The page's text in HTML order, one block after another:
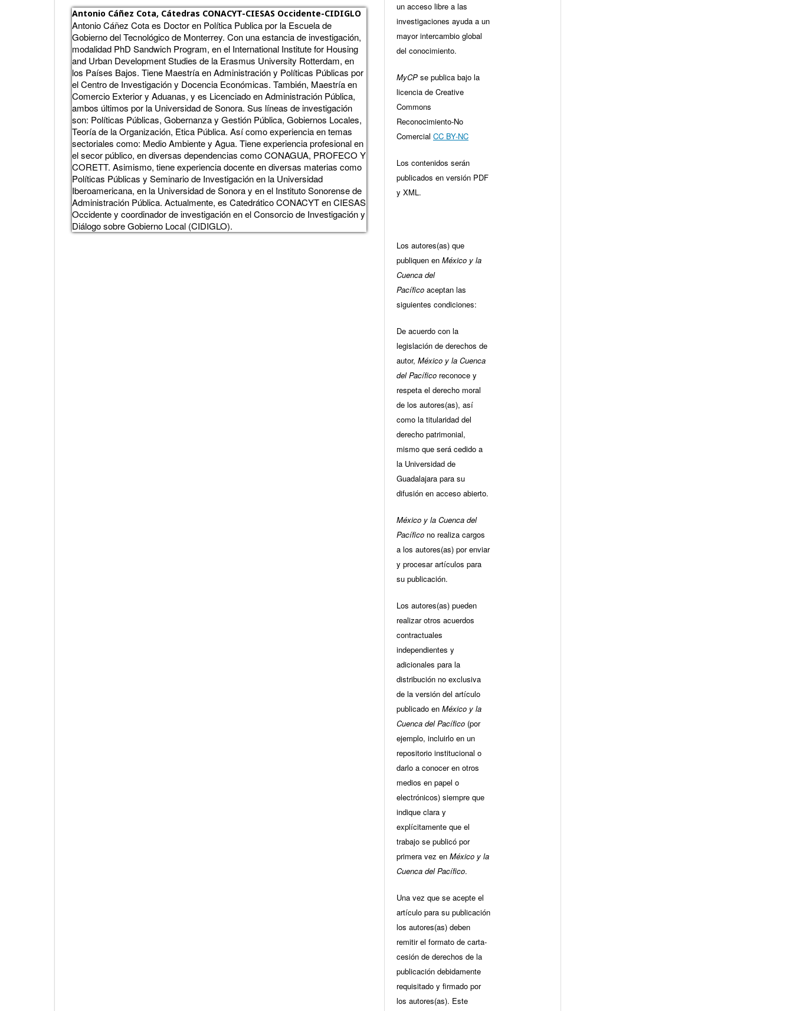
Antonio Cáñez Cota, Cátedras CONACYT-CIESAS Occidente-CIDIGLO
Antonio Cáñez Cota es Doctor en Política Publica por la Escuela de
Gobierno del Tecnológico de Monterrey. Con una estancia de investigación,
modalidad PhD Sandwich Program, en el International Institute for Housing
and Urban Development Studies de la Erasmus University Rotterdam, en
los Países Bajos. Tiene Maestría en Administración y Políticas Públicas por
el Centro de Investigación y Docencia Económicas. También, Maestría en
Comercio Exterior y Aduanas, y es Licenciado en Administración Pública,
ambos últimos por la Universidad de Sonora. Sus líneas de investigación
son: Políticas Públicas, Gobernanza y Gestión Pública, Gobiernos Locales,
Teoría de la Organización, Etica Pública. Así como experiencia en temas
sectoriales como: Medio Ambiente y Agua. Tiene experiencia profesional en
el secor público, en diversas dependencias como CONAGUA, PROFECO Y
CORETT. Asimismo, tiene experiencia docente en diversas materias como
Políticas Públicas y Seminario de Investigación en la Universidad
Iberoamericana, en la Universidad de Sonora y en el Instituto Sonorense de
Administración Pública. Actualmente, es Catedrático CONACYT en CIESAS
Occidente y coordinador de investigación en el Consorcio de Investigación y
Diálogo sobre Gobierno Local (CIDIGLO).
un acceso libre a las
investigaciones ayuda a un
mayor intercambio global
del conocimiento.
MyCP se publica bajo la
licencia de Creative
Commons
Reconocimiento-No
Comercial CC BY-NC
Los contenidos serán
publicados en versión PDF
y XML.
Los autores(as) que
publiquen en México y la
Cuenca del
Pacífico aceptan las
siguientes condiciones:
De acuerdo con la
legislación de derechos de
autor, México y la Cuenca
del Pacífico reconoce y
respeta el derecho moral
de los autores(as), así
como la titularidad del
derecho patrimonial,
mismo que será cedido a
la Universidad de
Guadalajara para su
difusión en acceso abierto.
México y la Cuenca del
Pacífico no realiza cargos
a los autores(as) por enviar
y procesar artículos para
su publicación.
Los autores(as) pueden
realizar otros acuerdos
contractuales
independientes y
adicionales para la
distribución no exclusiva
de la versión del artículo
publicado en México y la
Cuenca del Pacífico (por
ejemplo, incluirlo en un
repositorio institucional o
darlo a conocer en otros
medios en papel o
electrónicos) siempre que
indique clara y
explícitamente que el
trabajo se publicó por
primera vez en México y la
Cuenca del Pacífico.
Una vez que se acepte el
artículo para su publicación
los autores(as) deben
remitir el formato de carta-
cesión de derechos de la
publicación debidamente
requisitado y firmado por
los autores(as). Este